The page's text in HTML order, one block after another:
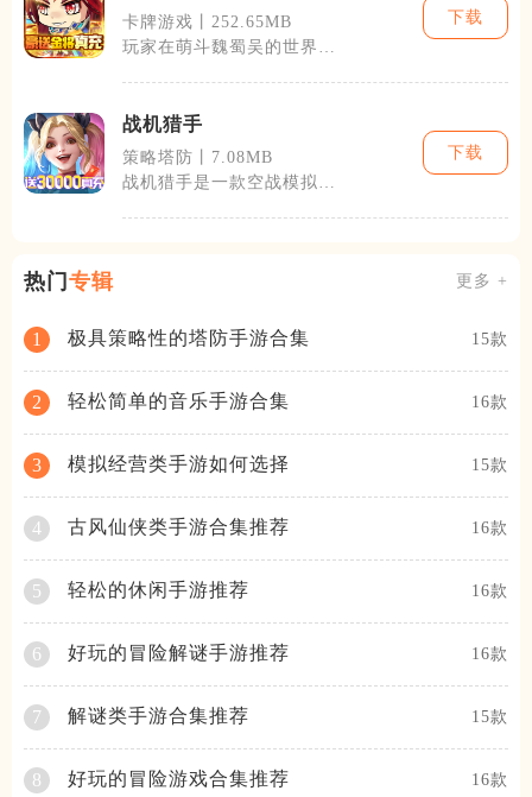
卡牌游戏丨252.65MB
玩家在萌斗魏蜀吴的世界
下载
战机猎手
策略塔防丨7.08MB
战机猎手是一款空战模拟类
下载
热门专辑 更多 +
1 极具策略性的塔防手游合集 15款
2 轻松简单的音乐手游合集 16款
3 模拟经营类手游如何选择 15款
4 古风仙侠类手游合集推荐 16款
5 轻松的休闲手游推荐 16款
6 好玩的冒险解谜手游推荐 16款
7 解谜类手游合集推荐 15款
8 好玩的冒险游戏合集推荐 16款